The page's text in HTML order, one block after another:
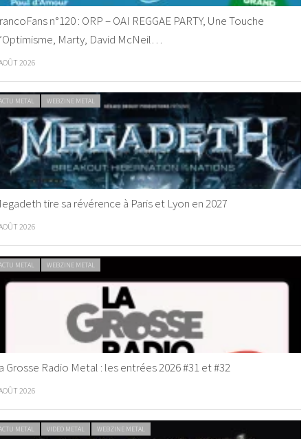
n°120 : ORP – OAI REGGAE PARTY, Une Touche
Marty, David McNeil…
2026
METAL WEBZINE METAL
tire sa révérence à Paris et Lyon en 2027
2026
METAL WEBZINE METAL
Grosse Radio Metal : les entrées 2026 #31 et #32
2026
METAL VIDEO METAL WEBZINE METAL